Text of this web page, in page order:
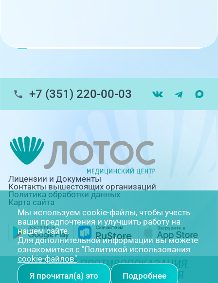
+7 (351) 220-00-03
Лицензии и Документы
Контакты вышестоящих организаций
Политика обработки данных
Карта сайта
ИМЕЮТСЯ ПРОТИВОПОКАЗАНИЯ.
НЕОБХОДИМА КОНСУЛЬТАЦИЯ
Мы используем cookie-файлы, чтобы учесть
ваши предпочтения и улучшить работу на
нашем сайте.
Для дополнительной информации вы можете
ознакомиться с "Политикой использования
cookie-файлов".
Я прочитал(а) это
Подробнее